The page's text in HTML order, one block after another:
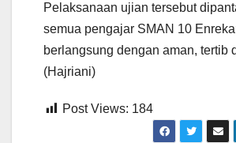
Pelaksanaan ujian tersebut
semua pengajar SMAN 10
berlangsung dengan aman, tertib
(Hajriani)
Post Views: 184